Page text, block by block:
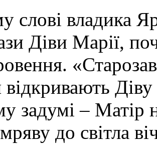
слові владика
Діви Марії,
відкривають
задумі – Матір
до світла